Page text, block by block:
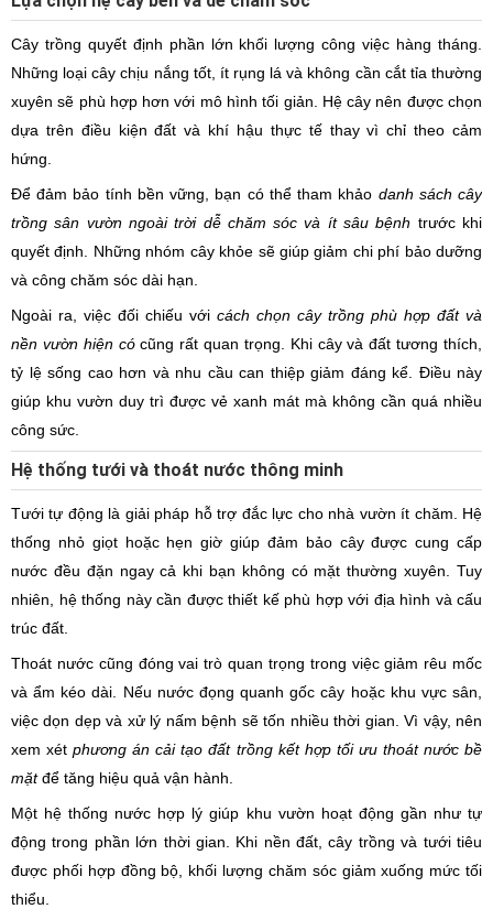
Cây trồng quyết định phần lớn khối lượng công việc hàng tháng.
Những loại cây chịu nắng tốt, ít rụng lá và không cần cắt tỉa thường
xuyên sẽ phù hợp hơn với mô hình tối giản. Hệ cây nên được chọn
dựa trên điều kiện đất và khí hậu thực tế thay vì chỉ theo cảm
hứng.
Để đảm bảo tính bền vững, bạn có thể tham khảo danh sách cây
trồng sân vườn ngoài trời dễ chăm sóc và ít sâu bệnh trước khi
quyết định. Những nhóm cây khỏe sẽ giúp giảm chi phí bảo dưỡng
và công chăm sóc dài hạn.
Ngoài ra, việc đối chiếu với cách chọn cây trồng phù hợp đất và
nền vườn hiện cócũng rất quan trọng. Khi cây và đất tương thích,
tỷ lệ sống cao hơn và nhu cầu can thiệp giảm đáng kể. Điều này
giúp khu vườn duy trì được vẻ xanh mát mà không cần quá nhiều
công sức.
Hệ thống tưới và thoát nước thông minh
Tưới tự động là giải pháp hỗ trợ đắc lực cho nhà vườn ít chăm. Hệ
thống nhỏ giọt hoặc hẹn giờ giúp đảm bảo cây được cung cấp
nước đều đặn ngay cả khi bạn không có mặt thường xuyên. Tuy
nhiên, hệ thống này cần được thiết kế phù hợp với địa hình và cấu
trúc đất.
Thoát nước cũng đóng vai trò quan trọng trong việc giảm rêu mốc
và ẩm kéo dài. Nếu nước đọng quanh gốc cây hoặc khu vực sân,
việc dọn dẹp và xử lý nấm bệnh sẽ tốn nhiều thời gian. Vì vậy, nên
xem xétphương án cải tạo đất trồng kết hợp tối ưu thoát nước bề
mặtđể tăng hiệu quả vận hành.
Một hệ thống nước hợp lý giúp khu vườn hoạt động gần như tự
động trong phần lớn thời gian. Khi nền đất, cây trồng và tưới tiêu
được phối hợp đồng bộ, khối lượng chăm sóc giảm xuống mức tối
thiểu.